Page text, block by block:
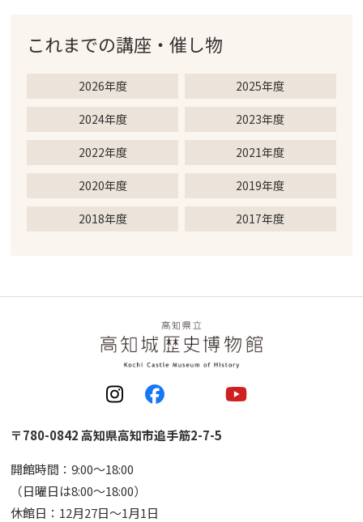
これまでの講座・催し物
2026年度 2025年度
2024年度 2023年度
2022年度 2021年度
2020年度 2019年度
2018年度 2017年度
〒780-0842 高知県高知市追手筋2-7-5
開館時間：9:00〜18:00
（日曜日は8:00〜18:00）
休館日：12月27日〜1月1日